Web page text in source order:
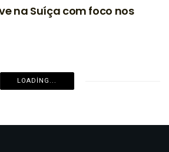
na Suíça com foco nos
LOADING...